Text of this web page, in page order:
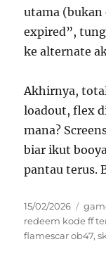
utama (bukan
expired”,
ke alternate
Akhirnya,
loadout, flex
mana?
biar ikut
pantau terus.
Posted
on
15/02/2026
redeem kode ff
flamescar ob47,